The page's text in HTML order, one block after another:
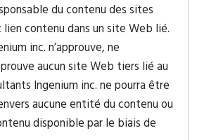
du contenu des sites
contenu dans un site Web lié.
inc. n’approuve, ne
aucun site Web tiers lié au
Ingenium inc. ne pourra être
aucune entité du contenu ou
disponible par le biais de